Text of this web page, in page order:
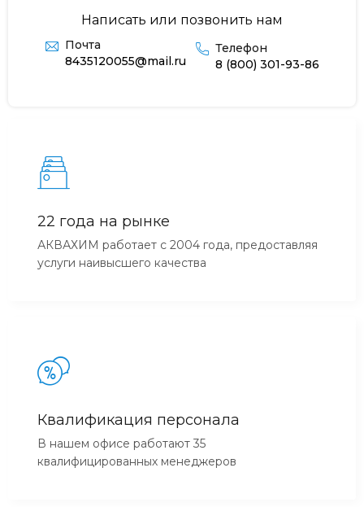
Написать или позвонить нам
Почта
8435120055@mail.ru
Телефон
8 (800) 301-93-86
22 года на рынке
АКВАХИМ работает с 2004 года, предоставляя
услуги наивысшего качества
Квалификация персонала
В нашем офисе работают 35
квалифицированных менеджеров